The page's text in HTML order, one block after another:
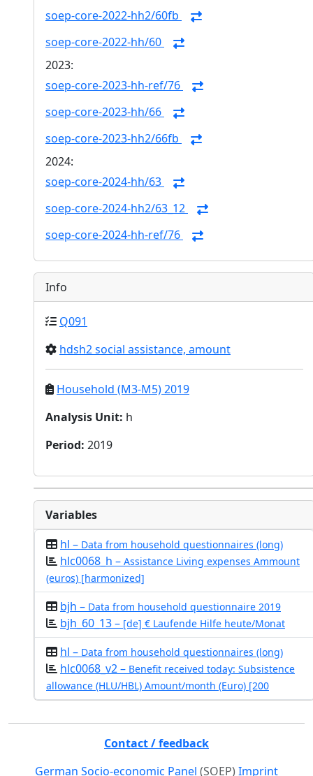
soep-core-2022-hh2/60fb
soep-core-2022-hh/60
2023:
soep-core-2023-hh-ref/76
soep-core-2023-hh/66
soep-core-2023-hh2/66fb
2024:
soep-core-2024-hh/63
soep-core-2024-hh2/63_12
soep-core-2024-hh-ref/76
Info
Q091
hdsh2 social assistance, amount
Household (M3-M5) 2019
Analysis Unit: h
Period: 2019
Variables
hl – Data from household questionnaires (long)
hlc0068_h – Assistance Living expenses Ammount
(euros) [harmonized]
bjh – Data from household questionnaire 2019
bjh_60_13 – [de] € Laufende Hilfe heute/Monat
hl – Data from household questionnaires (long)
hlc0068_v2 – Benefit received today: Subsistence
allowance (HLU/HBL) Amount/month (Euro) [200
Contact / feedback
German Socio-economic Panel (SOEP) Imprint